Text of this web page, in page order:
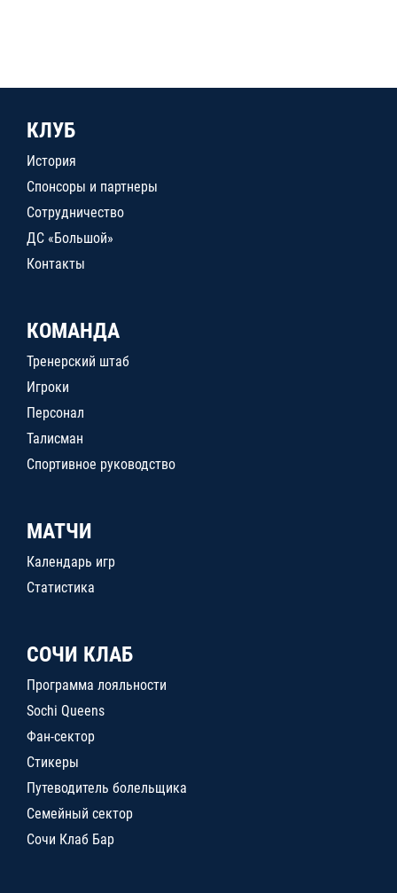
КЛУБ
История
Спонсоры и партнеры
Сотрудничество
ДС «Большой»
Контакты
КОМАНДА
Тренерский штаб
Игроки
Персонал
Талисман
Спортивное руководство
МАТЧИ
Календарь игр
Статистика
СОЧИ КЛАБ
Программа лояльности
Sochi Queens
Фан-сектор
Стикеры
Путеводитель болельщика
Семейный сектор
Сочи Клаб Бар